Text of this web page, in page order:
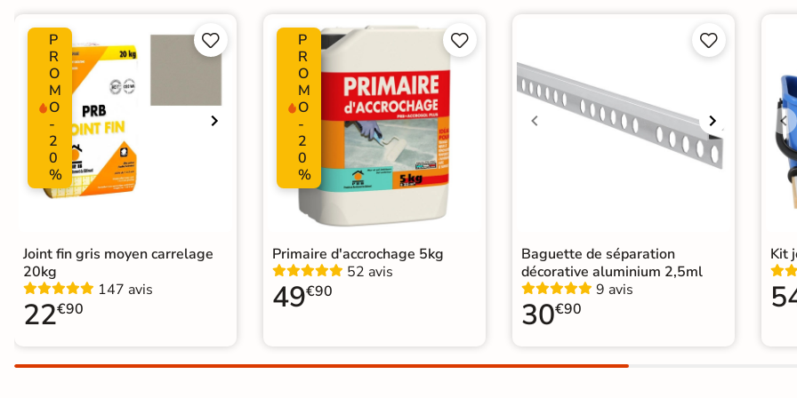
Plancher Chauffant Oui Conditionnement
Choix 1er Choix
Support Ancien carrelage Normes
Origine
P
R
O
M
O
-
2
0
%


Joint fin gris moyen carrelage
20kg
147 avis
22€90
P
R
O
M
O
-
2
0
%


Primaire d'accrochage 5kg
52 avis
49€90


Baguette de séparation
décorative aluminium 2,5ml
9 avis
30€90
Kit